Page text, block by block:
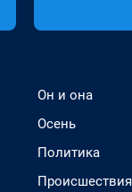
Он и она
Осень
Политика
Происшествия